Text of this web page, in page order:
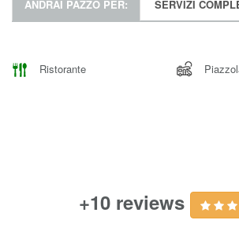
ANDRAI PAZZO PER: SERVIZI
Ristorante
+10 reviews